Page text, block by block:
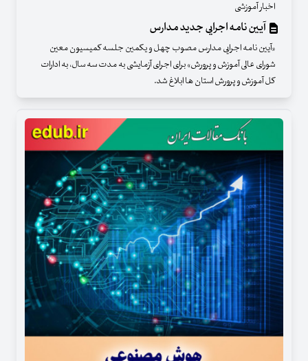
اخبار آموزشی
آیین نامه اجرایی جدید مدارس
«آیین نامه اجرایی مدارس مصوب چهل و یکمین جلسه کمیسیون معین
شورای عالی آموزش و پرورش» برای اجرای آزمایشی به مدت سه سال، به ادارات
کل آموزش و پرورش استان ها ابلاغ شد.